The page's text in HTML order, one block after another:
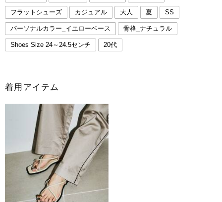
フラットシューズ カジュアル 大人 夏 SS
パーソナルカラー_イエローベース 骨格_ナチュラル
Shoes Size 24～24.5センチ 20代
着用アイテム